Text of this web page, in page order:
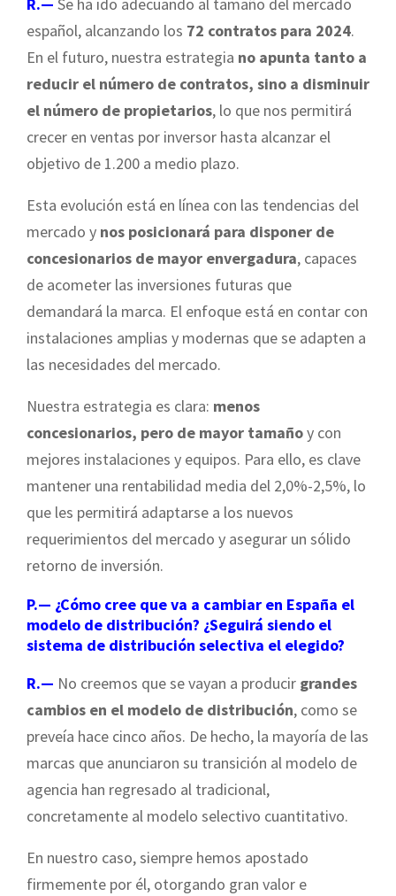
R.— Se ha ido adecuando al tamaño del mercado
español, alcanzando los 72 contratos para 2024.
En el futuro, nuestra estrategia no apunta tanto a
reducir el número de contratos, sino a disminuir
el número de propietarios, lo que nos permitirá
crecer en ventas por inversor hasta alcanzar el
objetivo de 1.200 a medio plazo.
Esta evolución está en línea con las tendencias del
mercado y nos posicionará para disponer de
concesionarios de mayor envergadura, capaces
de acometer las inversiones futuras que
demandará la marca. El enfoque está en contar con
instalaciones amplias y modernas que se adapten a
las necesidades del mercado.
Nuestra estrategia es clara: menos
concesionarios, pero de mayor tamañoy con
mejores instalaciones y equipos. Para ello, es clave
mantener una rentabilidad media del 2,0%-2,5%, lo
que les permitirá adaptarse a los nuevos
requerimientos del mercado y asegurar un sólido
retorno de inversión.
P.— ¿Cómo cree que va a cambiar en España el
modelo de distribución? ¿Seguirá siendo el
sistema de distribución selectiva el elegido?
R.— No creemos que se vayan a producir grandes
cambios en el modelo de distribución, como se
preveía hace cinco años. De hecho, la mayoría de las
marcas que anunciaron su transición al modelo de
agencia han regresado al tradicional,
concretamente al modelo selectivo cuantitativo.
En nuestro caso, siempre hemos apostado
firmemente por él, otorgando gran valor e